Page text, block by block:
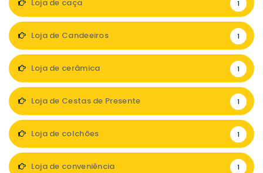
Loja de caça 1
Loja de Candeeiros 1
Loja de cerâmica 1
Loja de Cestas de Presente 1
Loja de colchões 1
Loja de conveniência 1